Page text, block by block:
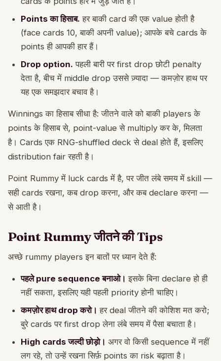
Points का हिसाब. हर बाकी card की एक value होती है
(face cards 10, बाकी अपनी value); आपके बचे cards के
points ही आपकी हार हैं।
Drop option. पहली बारी पर first drop छोटी penalty
देता है, बीच में middle drop उससे ज़्यादा — कमज़ोर हाथ पर
यह एक समझदार बचाव है।
Winnings का हिसाब सीधा है: जीतने वाले को बाकी players के
points के हिसाब से, point-value से multiply कर के, मिलता
है। Cards एक RNG-shuffled deck से deal होते हैं, इसलिए
distribution fair रहती है।
Point Rummy में luck cards में है, पर जीत लंबे समय में skill —
सही cards रखना, कब drop करना, और कब declare करना —
से आती है।
Point Rummy जीतने की Tips
अच्छे rummy players इन बातों पर ध्यान देते हैं:
पहले pure sequence बनाओ। इसके बिना declare हो ही
नहीं सकता, इसलिए यही पहली priority होनी चाहिए।
कमज़ोर हाथ drop करो। हर deal जीतने की कोशिश मत करो;
बुरे cards पर first drop लेना लंबे समय में पैसा बचाता है।
High cards जल्दी छोड़ो। अगर वो किसी sequence में नहीं
लग रहे, तो उन्हें रखना सिर्फ़ points का risk बढ़ाता है।